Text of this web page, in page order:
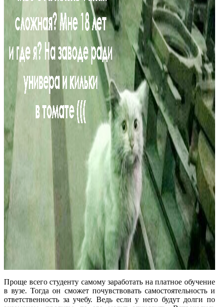
Проще всего студенту самому заработать на платное обучение
в вузе. Тогда он сможет почувствовать самостоятельность и
ответственность за учебу. Ведь если у него будут долги по